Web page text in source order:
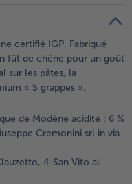
certifié IGP. Fabriqué
fût de chêne pour un goût
sur les pâtes, la
« 5 grappes ».
de Modène acidité : 6 %
Cremonini srl in via
4-San Vito al